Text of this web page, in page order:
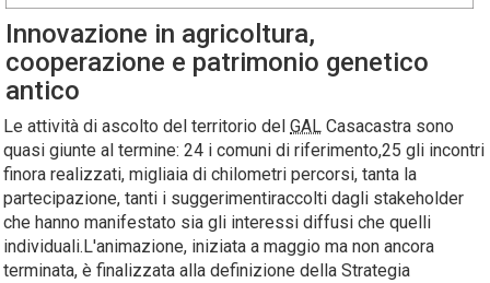
Innovazione in agricoltura,
cooperazione e patrimonio genetico
antico
Le attività di ascolto del territorio del GAL Casacastra sono
quasi giunte al termine: 24 i comuni di riferimento,25 gli incontri
finora realizzati, migliaia di chilometri percorsi, tanta la
partecipazione, tanti i suggerimentiraccolti dagli stakeholder
che hanno manifestato sia gli interessi diffusi che quelli
individuali.L'animazione, iniziata a maggio ma non ancora
terminata, è finalizzata alla definizione della Strategia